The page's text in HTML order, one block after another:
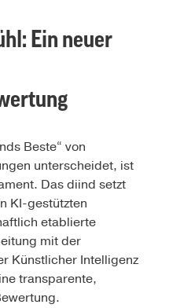
Ein neuer
Beste“ von
unterscheidet, ist
Das diind setzt
KI-gestützten
etablierte
mit der
Künstlicher Intelligenz
transparente,